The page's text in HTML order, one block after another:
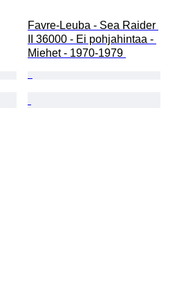
Favre-Leuba - Sea Raider
II 36000 - Ei pohjahintaa -
Miehet - 1970-1979